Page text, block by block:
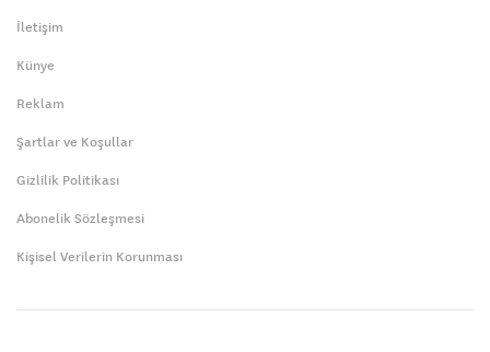
İletişim
Künye
Reklam
Şartlar ve Koşullar
Gizlilik Politikası
Abonelik Sözleşmesi
Kişisel Verilerin Korunması